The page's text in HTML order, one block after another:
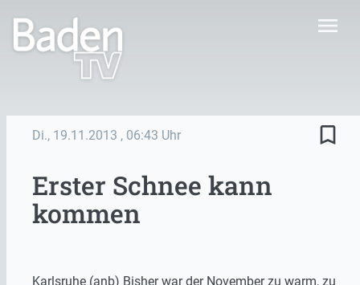
menu
Di., 19.11.2013 , 06:43 Uhr bookmark_border
Erster Schnee kann
kommen
Karlsruhe (anb) Bisher war der November zu warm, zu